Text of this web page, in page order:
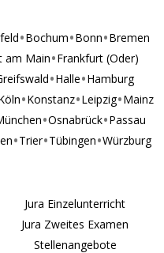
Bochum Bonn Bremen
am Main Frankfurt (Oder)
Halle Hamburg
Konstanz Leipzig Mainz
Osnabrück Passau
Trier Tübingen Würzburg
Jura Einzelunterricht
Jura Zweites Examen
Stellenangebote